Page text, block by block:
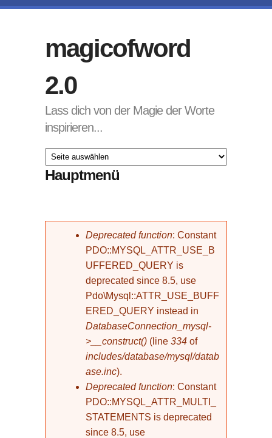
magicofword
2.0
Lass dich von der Magie der Worte
inspirieren...
Hauptmenü
Fehlermeldung
Deprecated function: Constant
PDO::MYSQL_ATTR_USE_B
UFFERED_QUERY is
deprecated since 8.5, use
Pdo\Mysql::ATTR_USE_BUFF
ERED_QUERY instead in
DatabaseConnection_mysql-
>__construct() (line 334 of
includes/database/mysql/datab
ase.inc).
Deprecated function: Constant
PDO::MYSQL_ATTR_MULTI_
STATEMENTS is deprecated
since 8.5, use